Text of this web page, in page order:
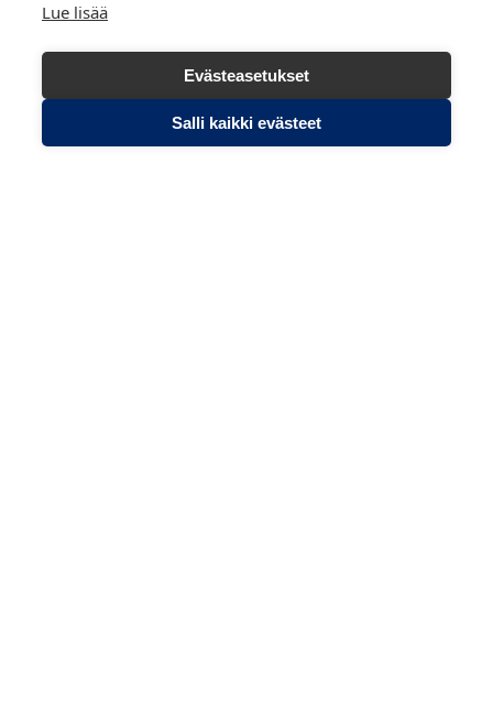
Lue lisää
Evästeasetukset
Salli kaikki evästeet
Warrantit 2024 second tranche (englanniksi)